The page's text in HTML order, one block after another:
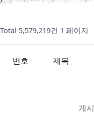
Total 5,579,219건 1 페이지
번호 제목
게